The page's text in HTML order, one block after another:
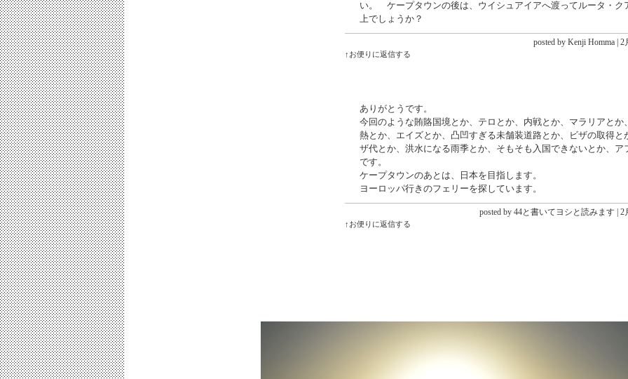
い。 ケープタウンの後は、ウイシュアイアへ渡ってルータ・ク
上でしょうか？
posted by Kenji Homma | 2
↑お便りに返信する
ありがとうです。
今回のような賄賂国境とか、テロとか、内戦とか、マラリアとか
熱とか、エイズとか、凸凹すぎる未舗装道路とか、ビザの取得と
ザ代とか、洪水になる雨季とか、そもそも入国できないとか、ア
です。
ケープタウンのあとは、日本を目指します。
ヨーロッパ行きのフェリーを探しています。
posted by 44と書いてヨシと読みます | 2
↑お便りに返信する